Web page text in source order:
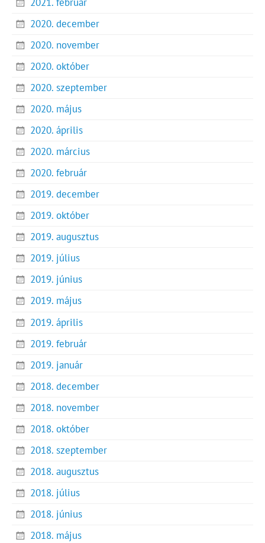
2020. december
2020. november
2020. október
2020. szeptember
2020. május
2020. április
2020. március
2020. február
2019. december
2019. október
2019. augusztus
2019. július
2019. június
2019. május
2019. április
2019. február
2019. január
2018. december
2018. november
2018. október
2018. szeptember
2018. augusztus
2018. július
2018. június
2018. május